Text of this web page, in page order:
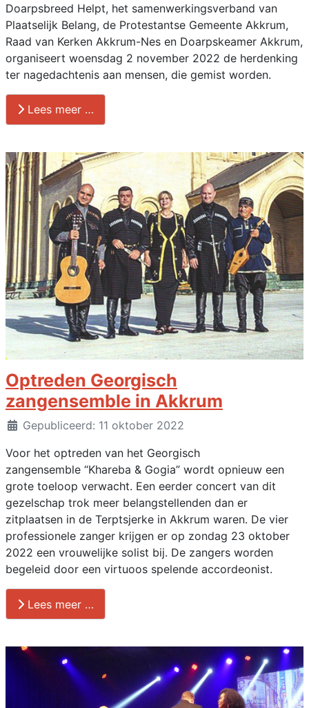
Doarpsbreed Helpt, het samenwerkingsverband van
Plaatselijk Belang, de Protestantse Gemeente Akkrum,
Raad van Kerken Akkrum-Nes en Doarpskeamer Akkrum,
organiseert woensdag 2 november 2022 de herdenking
ter nagedachtenis aan mensen, die gemist worden.
Lees meer …
Optreden Georgisch
zangensemble in Akkrum
DetailsGepubliceerd: 11 oktober 2022
Voor het optreden van het Georgisch
zangensemble “Khareba & Gogia” wordt opnieuw een
grote toeloop verwacht. Een eerder concert van dit
gezelschap trok meer belangstellenden dan er
zitplaatsen in de Terptsjerke in Akkrum waren. De vier
professionele zanger krijgen er op zondag 23 oktober
2022 een vrouwelijke solist bij. De zangers worden
begeleid door een virtuoos spelende accordeonist.
Lees meer …